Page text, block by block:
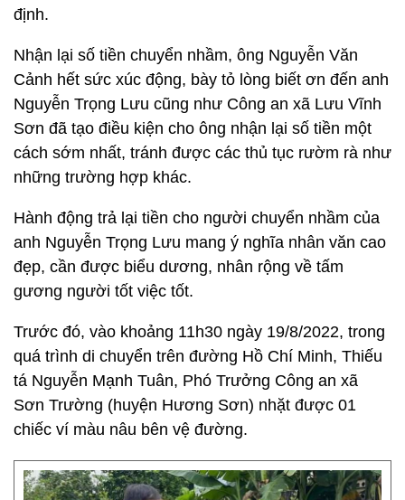
định.
Nhận lại số tiền chuyển nhầm, ông Nguyễn Văn
Cảnh hết sức xúc động, bày tỏ lòng biết ơn đến anh
Nguyễn Trọng Lưu cũng như Công an xã Lưu Vĩnh
Sơn đã tạo điều kiện cho ông nhận lại số tiền một
cách sớm nhất, tránh được các thủ tục rườm rà như
những trường hợp khác.
Hành động trả lại tiền cho người chuyển nhầm của
anh Nguyễn Trọng Lưu mang ý nghĩa nhân văn cao
đẹp, cần được biểu dương, nhân rộng về tấm
gương người tốt việc tốt.
Trước đó, vào khoảng 11h30 ngày 19/8/2022, trong
quá trình di chuyển trên đường Hồ Chí Minh, Thiếu
tá Nguyễn Mạnh Tuân, Phó Trưởng Công an xã
Sơn Trường (huyện Hương Sơn) nhặt được 01
chiếc ví màu nâu bên vệ đường.